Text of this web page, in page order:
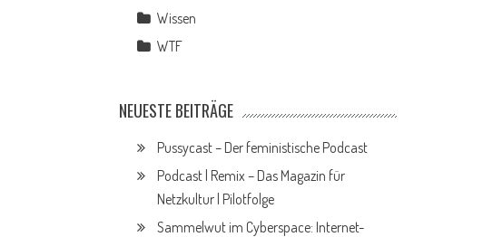
Wissen
WTF
NEUESTE BEITRÄGE
Pussycast – Der feministische Podcast
Podcast | Remix – Das Magazin für
Netzkultur | Pilotfolge
Sammelwut im Cyberspace: Internet-